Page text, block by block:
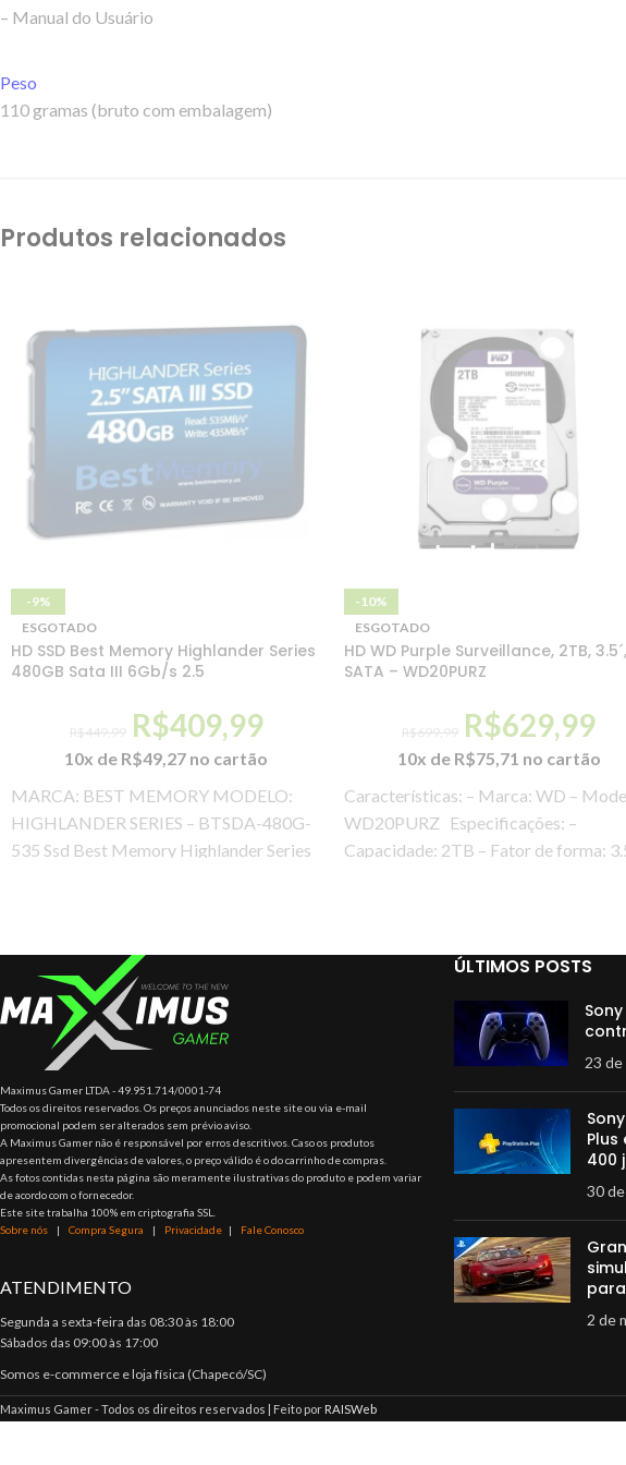
– Manual do Usuário
Peso
110 gramas (bruto com embalagem)
Produtos relacionados
-9%
ESGOTADO
HD SSD Best Memory Highlander Series
480GB Sata III 6Gb/s 2.5
R$449,99 R$409,99
10x de R$49,27 no cartão
MARCA: BEST MEMORY MODELO:
HIGHLANDER SERIES – BTSDA-480G-
535 Ssd Best Memory Highlander Series
-10%
ESGOTADO
HD WD Purple Surveillance, 2TB, 3.5´,
SATA – WD20PURZ
R$699,99 R$629,99
10x de R$75,71 no cartão
Características: – Marca: WD –
WD20PURZ Especificações: –
Capacidade: 2TB – Fator de forma:
Maximus Gamer LTDA - 49.951.714/0001-74
Todos os direitos reservados. Os preços anunciados neste site ou via e-mail
promocional podem ser alterados sem prévio aviso.
A Maximus Gamer não é responsável por erros descritivos. Caso os produtos
apresentem divergências de valores, o preço válido é o do carrinho de compras.
As fotos contidas nesta página são meramente ilustrativas do produto e podem variar
de acordo com o fornecedor.
Este site trabalha 100% em criptografia SSL.
Sobre nós | Compra Segura | Privacidade | Fale Conosco
ATENDIMENTO
Segunda a sexta-feira das 08:30 às 18:00
Sábados das 09:00 às 17:00
Somos e-commerce e loja física (Chapecó/SC)
ÚLTIMOS POSTS
23
400
30
2 de
Maximus Gamer - Todos os direitos reservados | Feito por RAISWeb